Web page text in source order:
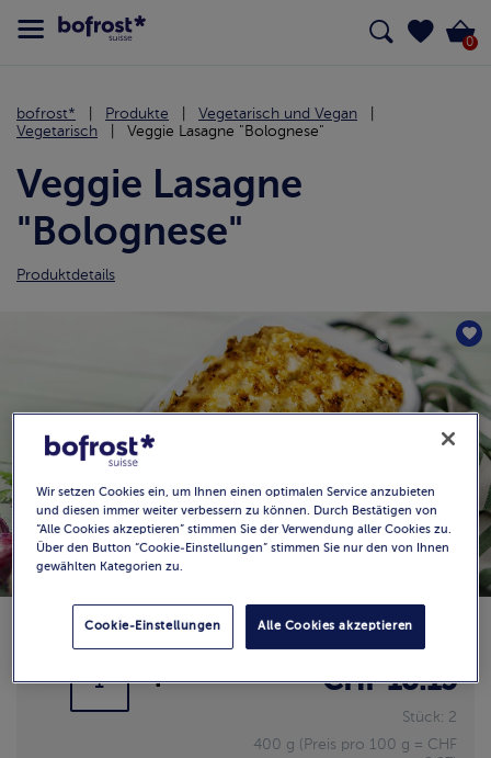
0
bofrost* Produkte
Vegetarisch und Vegan
Vegetarisch
Veggie Lasagne "Bolognese"
Veggie Lasagne
"Bolognese"
Produktdetails
CHF 18.15
Stück: 2
400 g (Preis pro 100 g = CHF
Wir setzen Cookies ein, um Ihnen einen optimalen Service anzubieten
und diesen immer weiter verbessern zu können. Durch Bestätigen von
“Alle Cookies akzeptieren” stimmen Sie der Verwendung aller Cookies zu.
Über den Button “Cookie-Einstellungen” stimmen Sie nur den von Ihnen
gewählten Kategorien zu.
Alle Cookies akzeptieren
Cookie-Einstellungen